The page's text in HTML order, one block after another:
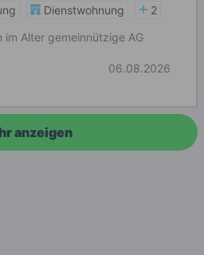
Dienstwohnung
2
im Alter gemeinnützige AG
06.08.2026
anzeigen